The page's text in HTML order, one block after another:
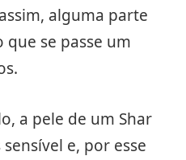
alguma parte
se passe um
a pele de um Shar
e, por esse